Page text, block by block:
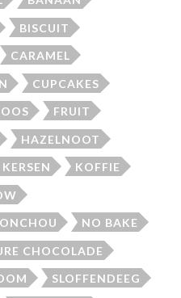
BISCUIT
CARAMEL
CUPCAKES
FRUIT
HAZELNOOT
KERSEN KOFFIE
NO BAKE
CHOCOLADE
SLOFFENDEEG